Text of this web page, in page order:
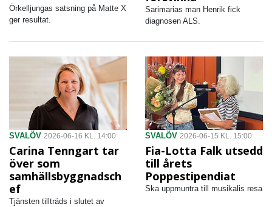
Örkelljungas satsning på Matte X
ger resultat.
Sarimarias man Henrik fick
diagnosen ALS.
SVALÖV 2026-06-16 KL. 14:00
Carina Tenngart tar
över som
samhällsbyggnadsch
ef
Tjänsten tillträds i slutet av
SVALÖV 2026-06-15 KL. 15:00
Fia-Lotta Falk utsedd
till årets
Poppestipendiat
Ska uppmuntra till musikalis resa